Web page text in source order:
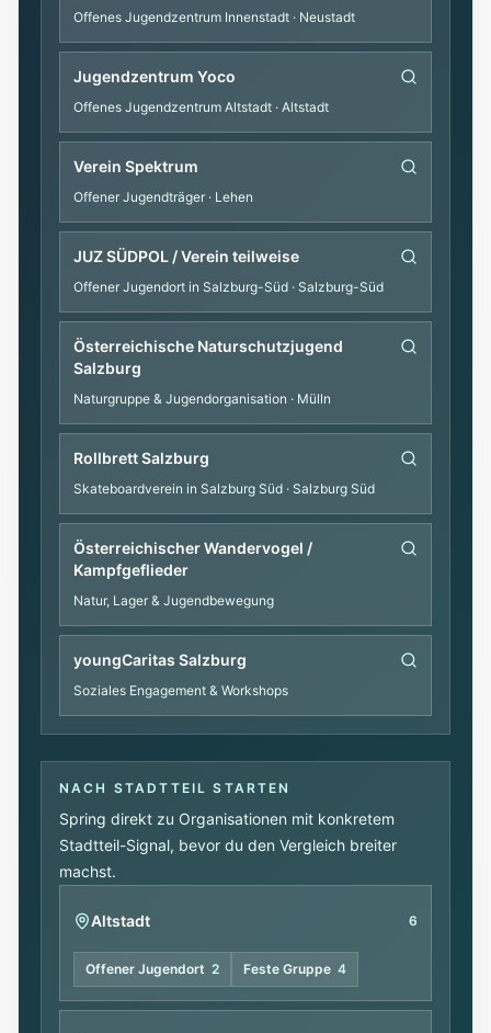
Offenes Jugendzentrum Innenstadt · Neustadt
Jugendzentrum Yoco
Offenes Jugendzentrum Altstadt · Altstadt
Verein Spektrum
Offener Jugendträger · Lehen
JUZ SÜDPOL / Verein teilweise
Offener Jugendort in Salzburg-Süd · Salzburg-Süd
Österreichische Naturschutzjugend
Salzburg
Naturgruppe & Jugendorganisation · Mülln
Rollbrett Salzburg
Skateboardverein in Salzburg Süd · Salzburg Süd
Österreichischer Wandervogel /
Kampfgeflieder
Natur, Lager & Jugendbewegung
youngCaritas Salzburg
Soziales Engagement & Workshops
NACH STADTTEIL STARTEN
Spring direkt zu Organisationen mit konkretem
Stadtteil-Signal, bevor du den Vergleich breiter
machst.
Altstadt 6
Offener Jugendort 2 Feste Gruppe 4